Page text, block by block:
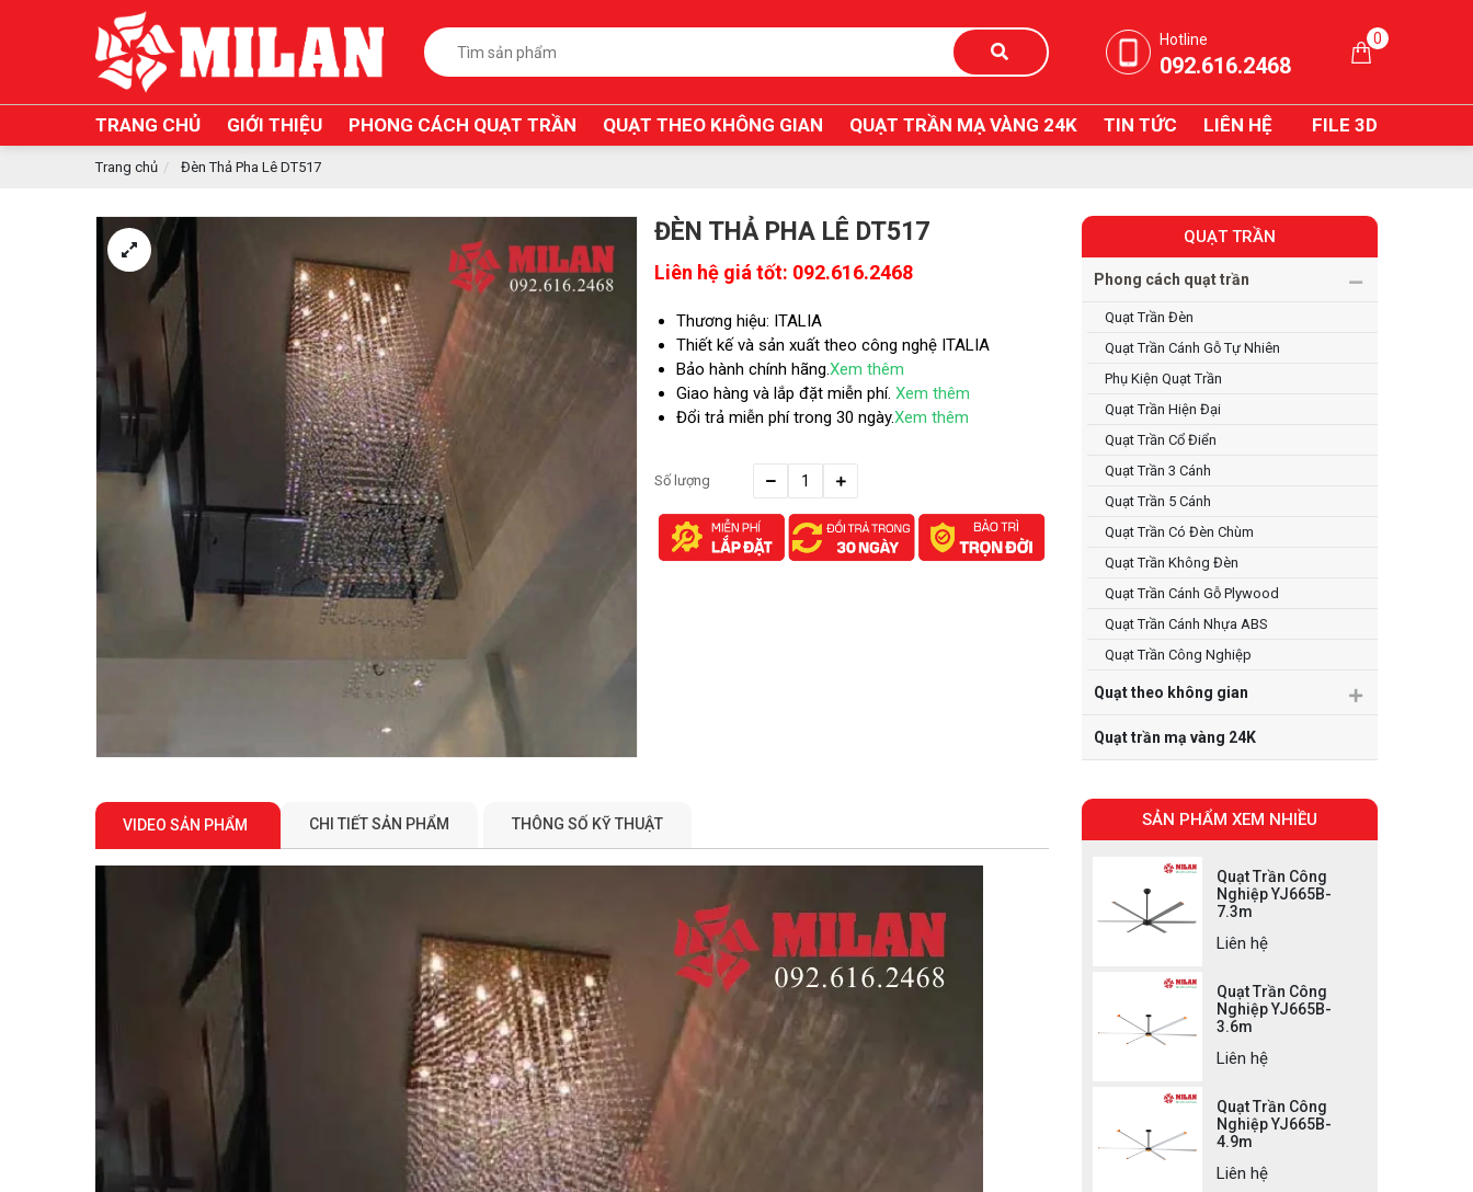
Hotline
092.616.2468
0
TRANG CHỦ GIỚI THIỆU PHONG CÁCH QUẠT TRẦN QUẠT THEO KHÔNG GIAN QUẠT TRẦN MẠ VÀNG 24K TIN TỨC LIÊN HỆ FILE 3D
Trang chủ Đèn Thả Pha Lê DT517
ĐÈN THẢ PHA LÊ DT517
Liên hệ giá tốt: 092.616.2468
Thương hiệu: ITALIA
Thiết kế và sản xuất theo công nghệ ITALIA
Bảo hành chính hãng.Xem thêm
Giao hàng và lắp đặt miễn phí. Xem thêm
Đổi trả miễn phí trong 30 ngày.Xem thêm
Số lượng
VIDEO SẢN PHẨM CHI TIẾT SẢN PHẨM THÔNG SỐ KỸ THUẬT
QUẠT TRẦN
Phong cách quạt trần
Quạt Trần Đèn
Quạt Trần Cánh Gỗ Tự Nhiên
Phụ Kiện Quạt Trần
Quạt Trần Hiện Đại
Quạt Trần Cổ Điển
Quạt Trần 3 Cánh
Quạt Trần 5 Cánh
Quạt Trần Có Đèn Chùm
Quạt Trần Không Đèn
Quạt Trần Cánh Gỗ Plywood
Quạt Trần Cánh Nhựa ABS
Quạt Trần Công Nghiệp
Quạt theo không gian
Quạt trần mạ vàng 24K
SẢN PHẨM XEM NHIỀU
Quạt Trần Công
Nghiệp YJ665B-
7.3m
Liên hệ
Quạt Trần Công
Nghiệp YJ665B-
3.6m
Liên hệ
Quạt Trần Công
Nghiệp YJ665B-
4.9m
Liên hệ